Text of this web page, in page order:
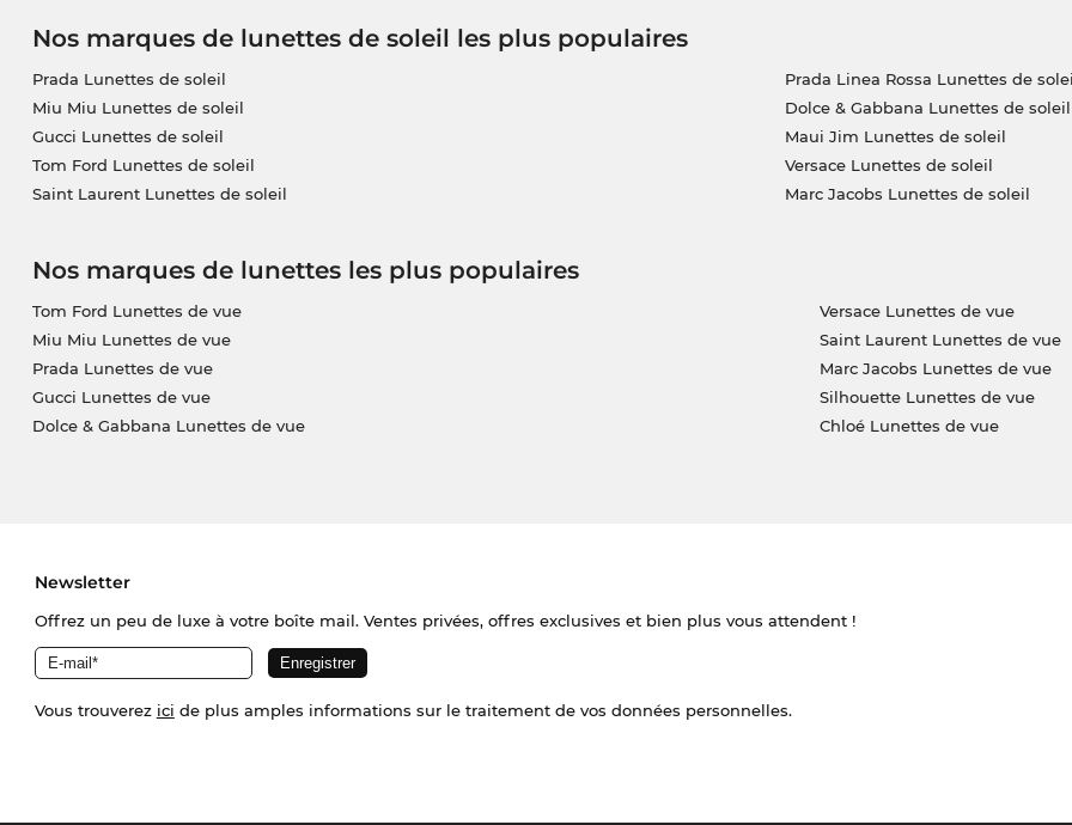
Nos marques de lunettes de soleil les plus populaires
Prada Lunettes de soleil
Miu Miu Lunettes de soleil
Gucci Lunettes de soleil
Tom Ford Lunettes de soleil
Saint Laurent Lunettes de soleil
Prada Linea Rossa Lunettes de
Dolce & Gabbana Lunettes de soleil
Maui Jim Lunettes de soleil
Versace Lunettes de soleil
Marc Jacobs Lunettes de soleil
Nos marques de lunettes les plus populaires
Tom Ford Lunettes de vue
Miu Miu Lunettes de vue
Prada Lunettes de vue
Gucci Lunettes de vue
Dolce & Gabbana Lunettes de vue
Versace Lunettes de vue
Saint Laurent Lunettes de vue
Marc Jacobs Lunettes de vue
Silhouette Lunettes de vue
Chloé Lunettes de vue
Newsletter
Offrez un peu de luxe à votre boîte mail. Ventes privées, offres exclusives et bien plus vous attendent !
Vous trouverez ici de plus amples informations sur le traitement de vos données personnelles.